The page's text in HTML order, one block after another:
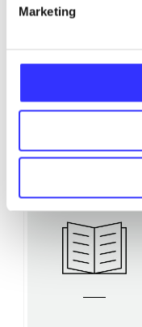
Marketing
...
DNHs studier i
Gå til serien